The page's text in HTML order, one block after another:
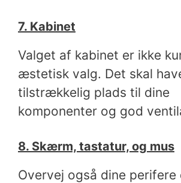
7. Kabinet
Valget af kabinet er ikke
æstetisk valg. Det skal
tilstrækkelig plads til dine
komponenter og god
8. Skærm, tastatur, og mus
Overvej også dine perifere